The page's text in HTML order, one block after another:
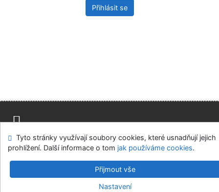
Přihlásit se
Mapa stránek Přístupnost
Soukromí
Modul OpenSearch
Napište nám Nastavení cookies
Univerzitní knihovna - Univerzita Hradec Králové
v.4.8.63a-Cosmotron Bohemia, s.r.o.
Tyto stránky využívají soubory cookies, které usnadňují jejich
prohlížení. Další informace o tom jak používáme cookies.
Přijmout vše
Nastavení